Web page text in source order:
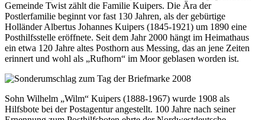
Gemeinde Twist zählt die Familie Kuipers. Die Ära der
Postlerfamilie beginnt vor fast 130 Jahren, als der gebürtige
Holländer Albertus Johannes Kuipers (1845-1921) um 1890 eine
Posthilfsstelle eröffnete. Seit dem Jahr 2000 hängt im Heimathaus
ein etwa 120 Jahre altes Posthorn aus Messing, das an jene Zeiten
erinnert und wohl als „Rufhorn“ im Moor geblasen worden ist.
Sohn Wilhelm „Wilm“ Kuipers (1888-1967) wurde 1908 als
Hilfsbote bei der Postagentur angestellt. 100 Jahre nach seiner